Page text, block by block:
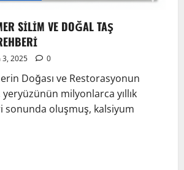
SİLİM VE DOĞAL TAŞ
3, 2025 0
Doğası ve Restorasyonun
milyonlarca yıllık
sonunda oluşmuş, kalsiyum